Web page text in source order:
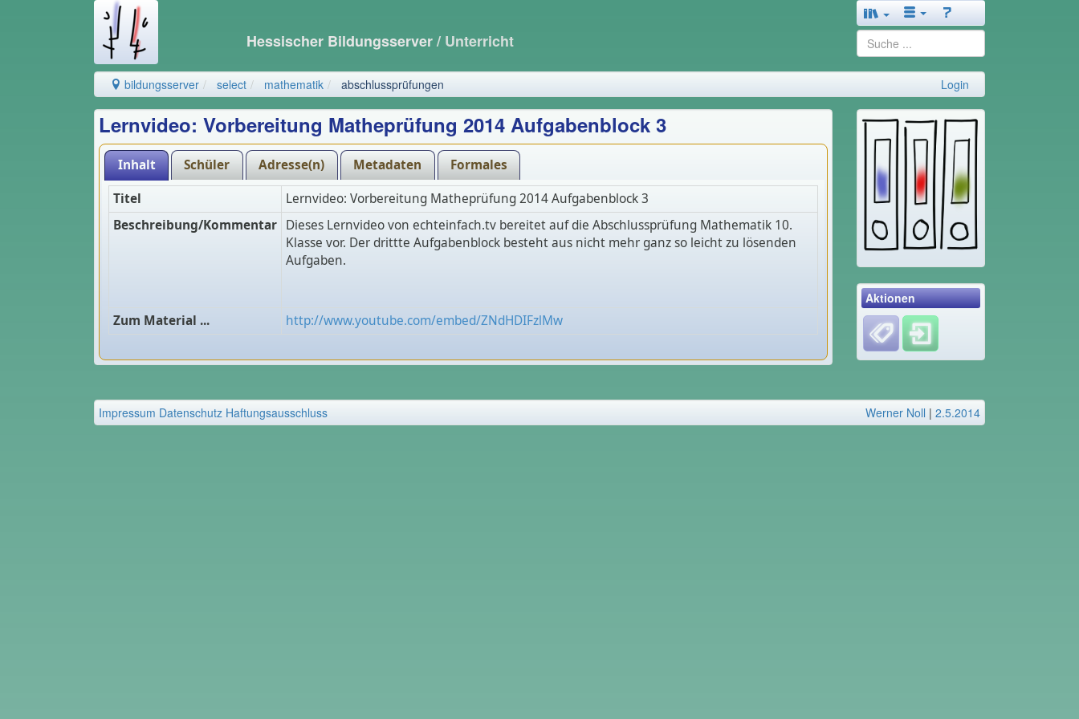
Hessischer Bildungsserver/ Unterricht
bildungsserver select mathematik abschlussprüfungen Login
Lernvideo: Vorbereitung Matheprüfung 2014 Aufgabenblock 3
Inhalt Schüler Adresse(n) Metadaten Formales
Titel
Lernvideo: Vorbereitung Matheprüfung 2014 Aufgabenblock 3
Beschreibung/Kommentar Dieses Lernvideo von echteinfach.tv bereitet auf die Abschlussprüfung Mathematik 10.
Klasse vor. Der drittte Aufgabenblock besteht aus nicht mehr ganz so leicht zu lösenden
Aufgaben.
Zum Material ... http://www.youtube.com/embed/ZNdHDIFzlMw
Aktionen
Impressum Datenschutz Haftungsausschluss Werner Noll | 2.5.2014